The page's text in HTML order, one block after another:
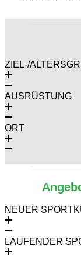
ZIEL-/
AUSRÜSTUNG
ORT
NEUER
LAUFENDER